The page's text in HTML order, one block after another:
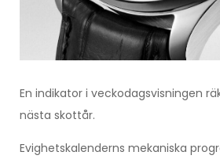
En indikator i veckodagsvisningen
nästa skottår.
Evighetskalenderns mekaniska